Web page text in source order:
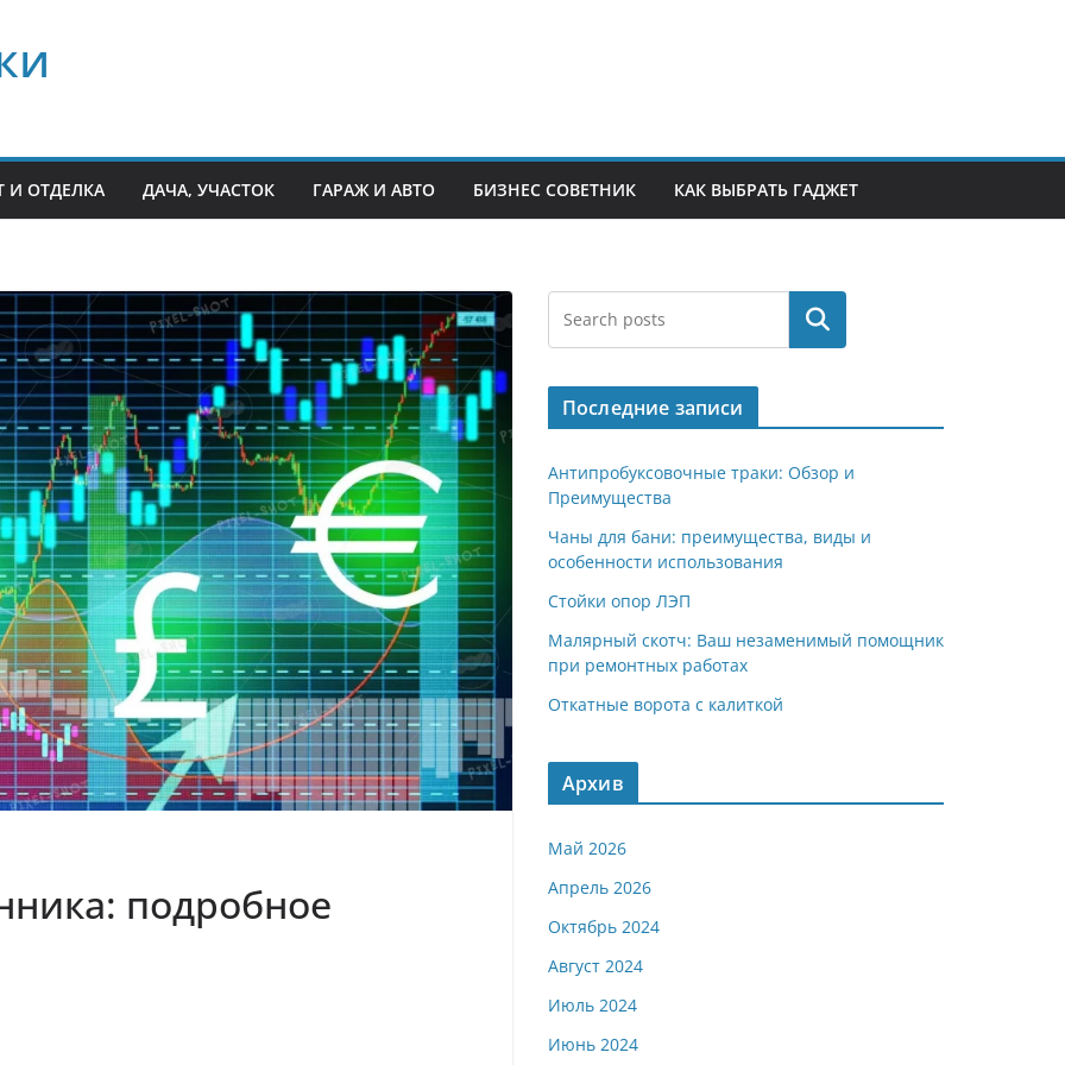
И ОТДЕЛКА ДАЧА, УЧАСТОК ГАРАЖ И АВТО БИЗНЕС СОВЕТНИК КАК ВЫБРАТЬ ГАДЖЕТ
подробное
Поиск
Последние записи
Антипробуксовочные траки: Обзор и
Преимущества
Чаны для бани: преимущества, виды и
особенности использования
Стойки опор ЛЭП
Малярный скотч: Ваш незаменимый помощник
при ремонтных работах
Откатные ворота с калиткой
Архив
Май 2026
Апрель 2026
Октябрь 2024
Август 2024
Июль 2024
Июнь 2024